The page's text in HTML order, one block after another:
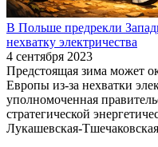
В Польше предрекли
нехватку электричества
4 сентября 2023
Предстоящая зима может
Европы из-за нехватки
уполномоченная
стратегической
Лукашевская-